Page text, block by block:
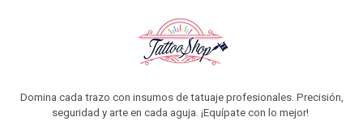
Domina cada trazo con insumos de tatuaje profesionales. Precisión,
seguridad y arte en cada aguja. ¡Equípate con lo mejor!